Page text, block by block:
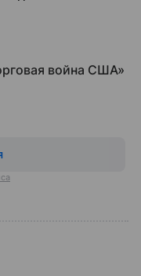
война США»